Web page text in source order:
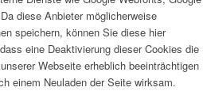
diese Anbieter möglicherweise
speichern, können Sie diese hier
eine Deaktivierung dieser Cookies die
Webseite erheblich beeinträchtigen
einem Neuladen der Seite wirksam.